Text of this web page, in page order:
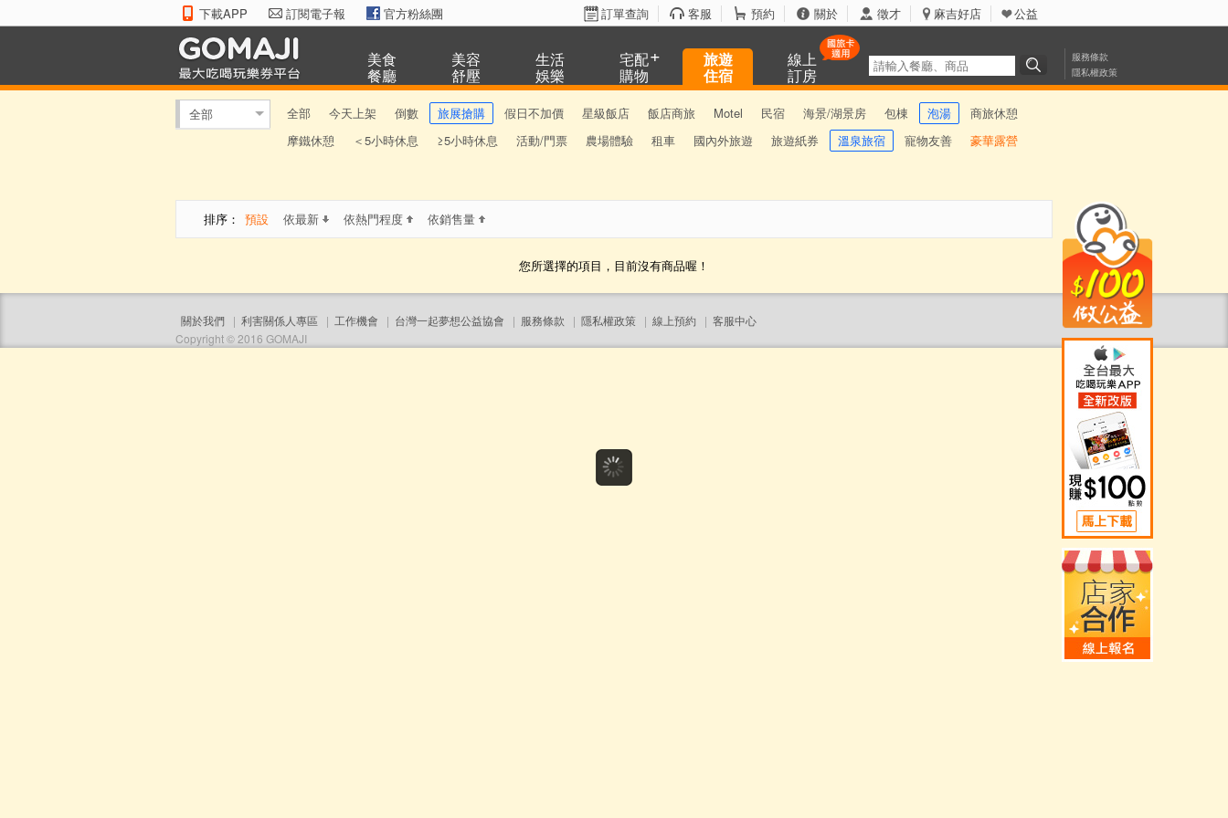
下載APP 訂閱電子報 官方粉絲團 訂單查詢 客服 預約 關於 徵才 麻吉好店 公益
美食
餐廳
美容
舒壓
生活
娛樂
宅配
購物
旅遊
住宿
線上
訂房
服務條款
隱私權政策
全部 全部 今天上架 倒數 旅展搶購 假日不加價 星級飯店 飯店商旅 Motel 民宿 海景/湖景房 包棟 泡湯
商旅休憩
摩鐵休憩
＜5小時休息 ≥5小時休息 活動/門票 農場體驗 租車 國內外旅遊 旅遊紙券 溫泉旅宿 寵物友善 豪華露營
排序： 預設 依最新 依熱門程度 依銷售量
您所選擇的項目，目前沒有商品喔！
關於我們 | 利害關係人專區 | 工作機會 | 台灣一起夢想公益協會 | 服務條款 | 隱私權政策 | 線上預約 | 客服中心
Copyright © 2016 GOMAJI